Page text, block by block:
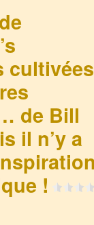
cultivées
de Bill
il n’y a
!